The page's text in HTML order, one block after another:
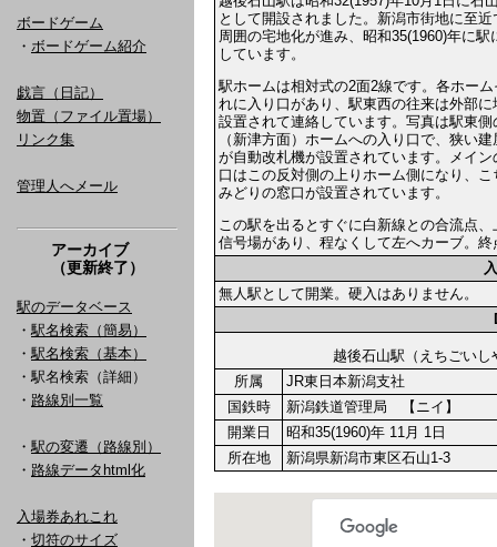
ボードゲーム
・ ボードゲーム紹介
戯言（日記）
物置（ファイル置場）
リンク集
管理人へメール
アーカイブ
（更新終了）
駅のデータベース
・ 駅名検索（簡易）
・ 駅名検索（基本）
・駅名検索（詳細）
・ 路線別一覧
・ 駅の変遷（路線別）
・ 路線データhtml化
入場券あれこれ
・ 切符のサイズ
として開設されました。新潟市街地に至近
周囲の宅地化が進み、昭和35(1960)年に駅
しています。
駅ホームは相対式の2面2線です。各ホー
れに入り口があり、駅東西の往来は外部に
設置されて連絡しています。写真は駅東側
（新津方面）ホームへの入り口で、狭い建
が自動改札機が設置されています。メイン
口はこの反対側の上りホーム側になり、こ
みどりの窓口が設置されています。
この駅を出るとすぐに白新線との合流点、
信号場があり、程なくして左へカーブ。
無人駅として開業。硬入はありません。
越後石山駅（えちご
所属
JR東日本新潟支社
国鉄時
新潟鉄道管理局 【ニイ】
開業日
昭和35(1960)年 11月 1日
所在地
新潟県新潟市東区石山1-3